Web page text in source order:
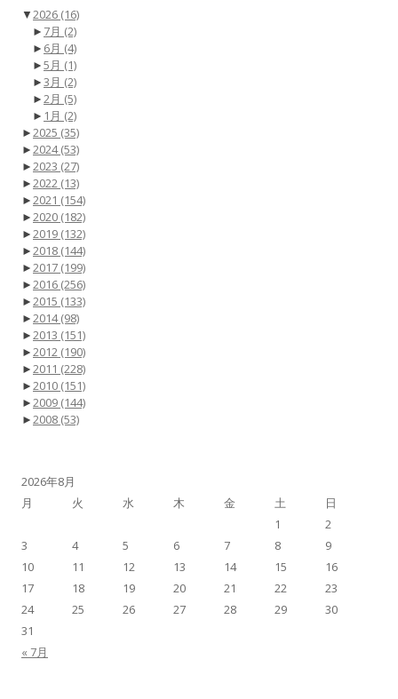
▼2026 (16)
► 7月 (2)
► 6月 (4)
►5月 (1)
►3月 (2)
►2月 (5)
► 1月 (2)
►2025 (35)
►2024(53)
►2023 (27)
►2022 (13)
►2021 (154)
►2020 (182)
►2019 (132)
►2018 (144)
►2017 (199)
►2016 (256)
►2015 (133)
►2014(98)
►2013 (151)
►2012 (190)
►2011 (228)
►2010 (151)
►2009 (144)
►2008 (53)
2026年8月
月
火 水 木 金 土 日
« 7月
1
2
3
4 5 6 7 8
9
10
11 12 13 14 15
16
17
18 19 20 21 22
23
24
25 26 27 28 29
30
31